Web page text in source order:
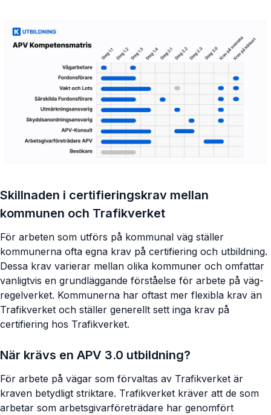
Skillnaden i certifieringskrav mellan
kommunen och Trafikverket
För arbeten som utförs på kommunal väg ställer
kommunerna ofta egna krav på certifiering och utbildning.
Dessa krav varierar mellan olika kommuner och omfattar
vanligtvis en grundläggande förståelse för arbete på väg-
regelverket. Kommunerna har oftast mer flexibla krav än
Trafikverket och ställer generellt sett inga krav på
certifiering hos Trafikverket.
När krävs en APV 3.0 utbildning?
För arbete på vägar som förvaltas av Trafikverket är
kraven betydligt striktare. Trafikverket kräver att de som
arbetar som arbetsgivarföreträdare har genomfört